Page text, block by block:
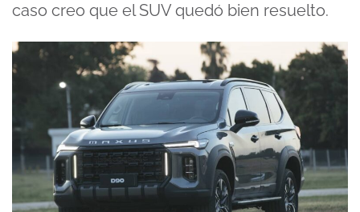
caso creo que el SUV quedó bien resuelto.